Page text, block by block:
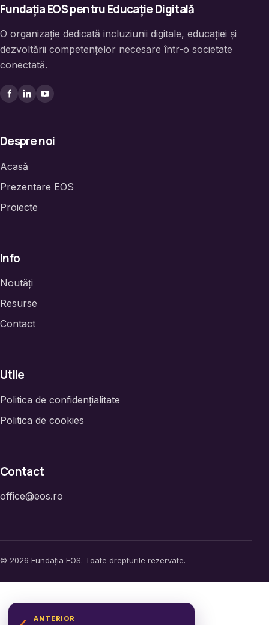
Fundația EOS pentru Educație Digitală
O organizație dedicată incluziunii digitale, educației și
dezvoltării competențelor necesare într-o societate
conectată.
Despre noi
Acasă
Prezentare EOS
Proiecte
Info
Noutăți
Resurse
Contact
Utile
Politica de confidențialitate
Politica de cookies
Contact
office@eos.ro
© 2026 Fundația EOS. Toate drepturile rezervate.
ANTERIOR